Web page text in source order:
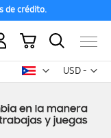
de crédito.
USD -
dólar
Mi carrito